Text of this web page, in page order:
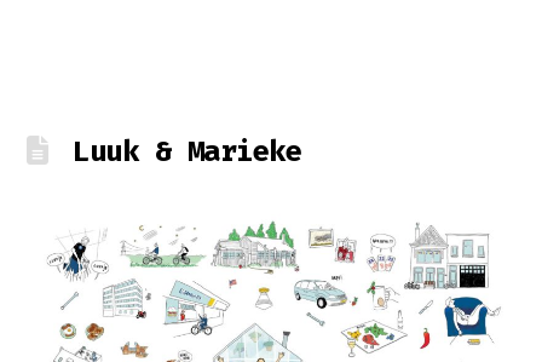
Luuk & Marieke